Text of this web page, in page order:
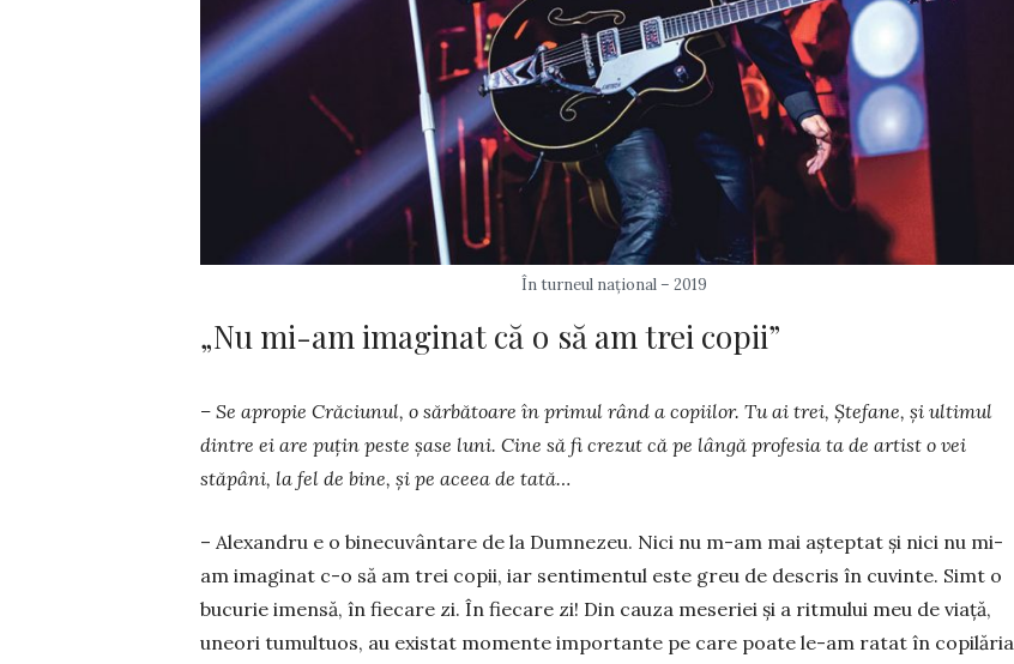
În turneul naţional – 2019
„Nu mi-am imaginat că o să am trei copii”
– Se apropie Crăciunul, o sărbătoare în pri­mul rând a copiilor. Tu ai trei, Ștefane, și ultimul
dintre ei are puțin peste șase luni. Cine să fi cre­zut că pe lângă profesia ta de artist o vei
stăpâni, la fel de bine, și pe aceea de tată…
– Alexandru e o binecuvântare de la Dum­nezeu. Nici nu m-am mai aşteptat şi nici nu mi-
am imaginat c-o să am trei copii, iar sentimentul este greu de descris în cuvinte. Simt o
bucurie imensă, în fiecare zi. În fiecare zi! Din cauza meseriei şi a rit­mului meu de viaţă,
uneori tu­multuos, au existat mo­men­te importante pe care poa­te le-am ratat în copi­lăria